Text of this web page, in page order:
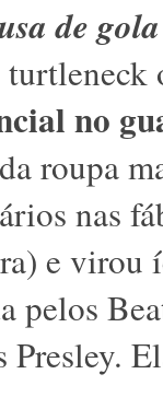
de
no
roupa
nas
e virou
pelos
Presley.